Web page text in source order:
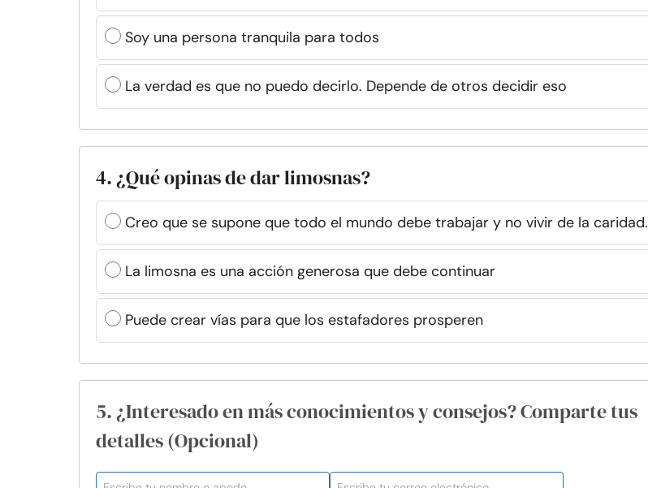
Soy una persona tranquila para todos
La verdad es que no puedo decirlo. Depende de otros decidir eso
4. ¿Qué opinas de dar limosnas?
Creo que se supone que todo el mundo debe trabajar y no vivir de la caridad.
La limosna es una acción generosa que debe continuar
Puede crear vías para que los estafadores prosperen
5. ¿Interesado en más conocimientos y consejos? Comparte tus
detalles (Opcional)